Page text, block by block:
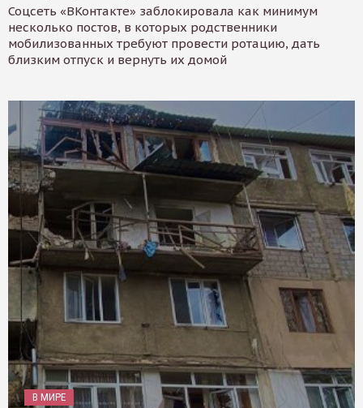
Соцсеть «ВКонтакте» заблокировала как минимум
несколько постов, в которых родственники
мобилизованных требуют провести ротацию, дать
близким отпуск и вернуть их домой
В МИРЕ